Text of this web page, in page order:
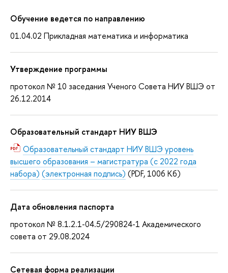
Обучение ведется по направлению
01.04.02 Прикладная математика и информатика
Утверждение программы
протокол № 10 заседания Ученого Совета НИУ ВШЭ от
26.12.2014
Образовательный стандарт НИУ ВШЭ
Образовательный стандарт НИУ ВШЭ уровень
высшего образования – магистратура (с 2022 года
набора) (электронная подпись) (PDF, 1006 Кб)
Дата обновления паспорта
протокол № 8.1.2.1-04.5/290824-1 Академического
совета от 29.08.2024
Сетевая форма реализации